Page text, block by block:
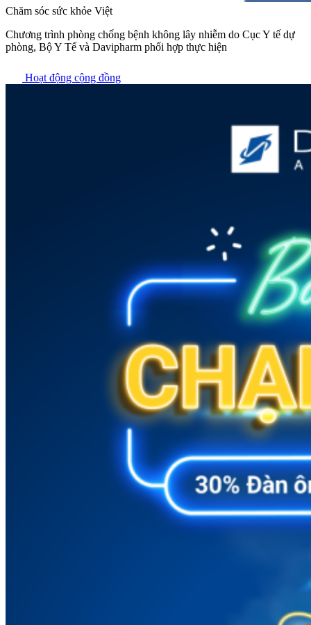
Chăm sóc sức khỏe Việt
Chương trình phòng chống bệnh không lây nhiễm do Cục Y tế dự
phòng, Bộ Y Tế và Davipharm phối hợp thực hiện
Hoạt động cộng đồng